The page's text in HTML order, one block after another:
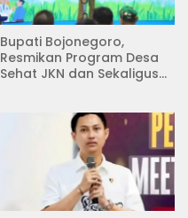
Bupati Bojonegoro,
Resmikan Program Desa
Sehat JKN dan Sekaligus